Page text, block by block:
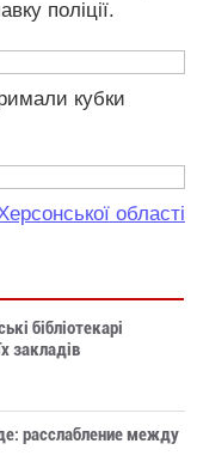
поліції.
кубки
області
бібліотекарі
закладів
расслабление между